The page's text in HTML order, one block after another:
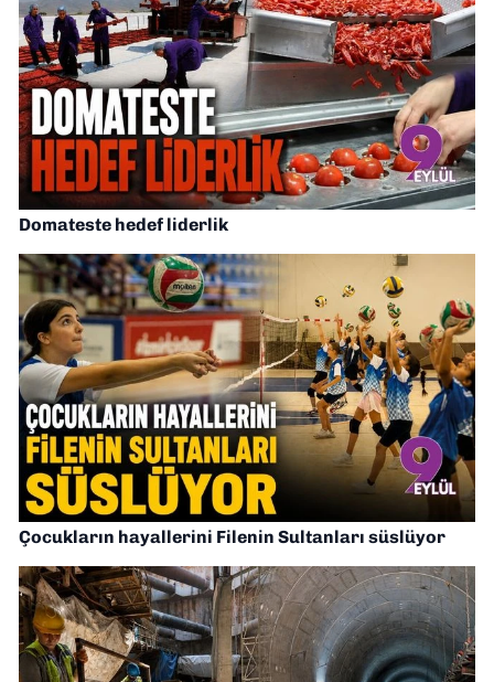
Domateste hedef liderlik
Çocukların hayallerini Filenin Sultanları süslüyor